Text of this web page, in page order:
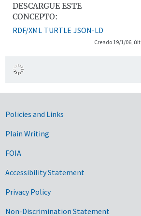
DESCARGUE ESTE
CONCEPTO:
RDF/XML TURTLE JSON-LD
Creado 19/1/06,
Government Links
Policies and Links
Plain Writing
FOIA
Accessibility Statement
Privacy Policy
Non-Discrimination Statement